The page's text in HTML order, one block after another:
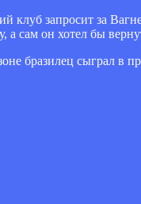
клуб запросит за
а сам он хотел бы
бразилец сыграл в